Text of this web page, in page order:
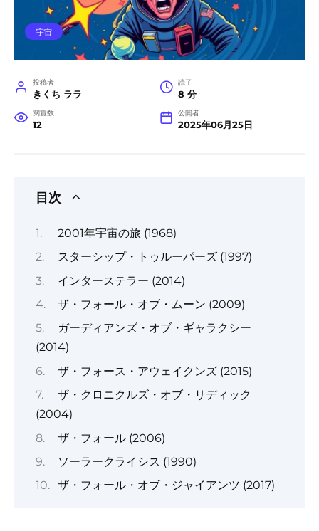
宇宙
投稿者
きくち ララ
読了
8 分
閲覧数
12
公開者
2025年06月25日
目次
2001年宇宙の旅 (1968)
スターシップ・トゥルーパーズ (1997)
インターステラー (2014)
ザ・フォール・オブ・ムーン (2009)
ガーディアンズ・オブ・ギャラクシー
(2014)
ザ・フォース・アウェイクンズ (2015)
ザ・クロニクルズ・オブ・リディック
(2004)
ザ・フォール (2006)
ソーラークライシス (1990)
ザ・フォール・オブ・ジャイアンツ (2017)